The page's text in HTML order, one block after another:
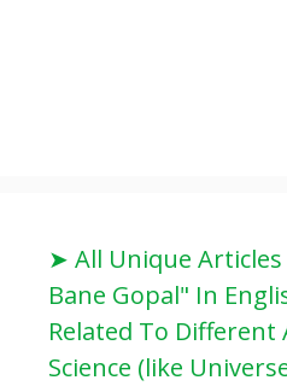
➤ All Unique Articles
Bane Gopal" In
Related To Different
Science (like